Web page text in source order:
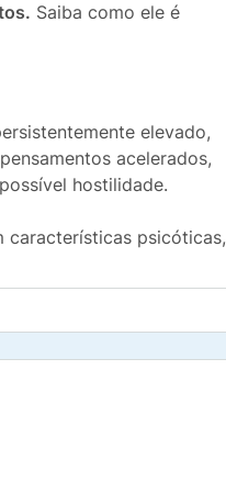
Saiba como ele é
elevado,
acelerados,
hostilidade.
características psicóticas,
e crianças acima de 10
complexa em pacientes
tipos, que inclui